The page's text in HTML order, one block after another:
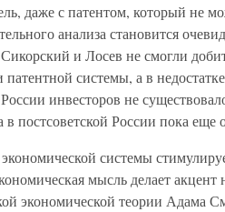
даже с патентом, который не
анализа становится
и Лосев не смогли
патентной системы, а в
инвесторов не
в постсоветской России пока еще
системы
мысль делает
экономической теории